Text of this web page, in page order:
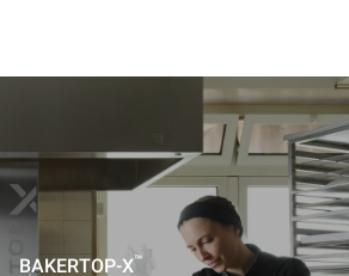
100 kg
de la plaque
Taille de la plaque
600x400
BAKERTOP-X™